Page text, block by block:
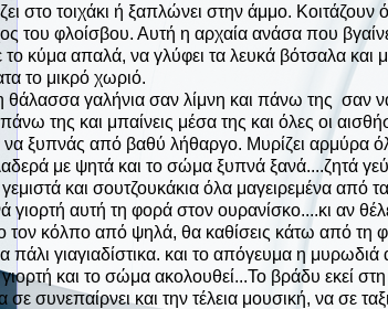
στο τοιχάκι ή ξαπλώνει στην άμμο.
του φλοίσβου. Αυτή η αρχαία ανάσα που
το κύμα απαλά, να γλύφει τα λευκά βότσαλα και
το μικρό χωριό.
θάλασσα γαλήνια σαν λίμνη και πάνω της σαν
της και μπαίνεις μέσα της και όλες οι
ξυπνάς από βαθύ λήθαργο. Μυρίζει αρμύρα
με ψητά και το σώμα ξυπνά ξανά....ζητά
και σουτζουκάκια όλα μαγειρεμένα από
αυτή τη φορά στον ουρανίσκο....κι αν
τον κόλπο από ψηλά, θα καθίσεις κάτω από τη
πάλι γιαγιαδίστικα. και το απόγευμα η
και το σώμα ακολουθεί...Το βράδυ εκεί
συνεπαίρνει και την τέλεια μουσική, να σε